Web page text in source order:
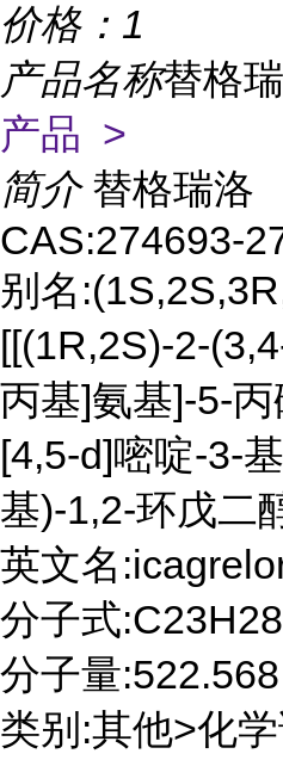
价格： 1
产品名称替格
产品 >
简介 替格瑞洛
CAS:274693-
别名
[[(1R,2S)-2-
丙基]氨基]-5-
[4,5-d]嘧啶-3-
基)-1,2-环戊二
英文名
分子式
分子量:522.568
类别:其他>化